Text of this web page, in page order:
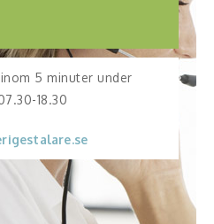
5 minuter under
18.30